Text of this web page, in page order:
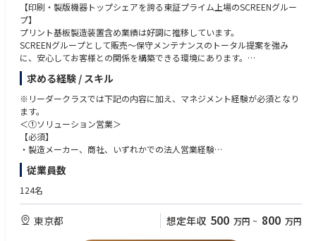
■出張頻度：国内出張月1,2回・海外出張年1,2回
※頻度は個人差がございます。
■取扱商材
・化学品（塗料、インク、粘接着など各種コーティング分野向けに使用さ
れる添加剤）
・PEワックス、アクリルエマルション、光重合開始剤、紫外線吸収剤、光
安定剤等
■取引先
塗料・インク・接着剤メーカー
+++++++++++++++++++++++++++++++++++++++++++++++++++++++++
++++
直接企業とお話しておりますため、ぜひ一度お電話にて詳細をお伝えでき
ればと思います。
過去同社にJAC経由で入社者がおり、自信をもってオススメできる企業様
です。
【印刷・製版機器トップシェアを誇る東証プライム上場のSCREENグルー
プ】
プリント基板製造装置含め業績は好調に推移しています。
SCREENグループとして販売～保守メンテナンスのトータル提案を強み
に、安心してお客様との関係を構築できる環境にあります。
数字で見るSCREEN GPジャパン：https://screen-gpj.recruitment.jp/japa
n/data/detail/
【この会社の特徴】
主力製品である株式会社SCREENグラフィックソリューションズの製品は
国内（世界）トップクラスシェアであり、顧客からは高い評価を頂いてい
ます。ただし、顧客のニーズはSCREEN製品だけで解決できないこともた
顧客のニーズに応えています。つまり、メーカーと商社の両面を持った企
業です。
紙だけではなくスナック菓子の袋などの包装、商品ラベルなど、多岐に渡
求める経験 / スキル
※リーダークラスでは下記の内容に加え、マネジメント経験が必須となり
ます。
＜①ソリューション営業＞
【必須】
・製造メーカー、商社、いずれかでの法人営業経験
・自動車運転免許
【歓迎】
・印刷・製版機器業界の営業経験
＜②技術サポート業務＞
【必須】
・製造業でサンプル作成や評価、開発などの経験
従業員数
124名
東京都 想定年収 500 万円 ~ 800 万円